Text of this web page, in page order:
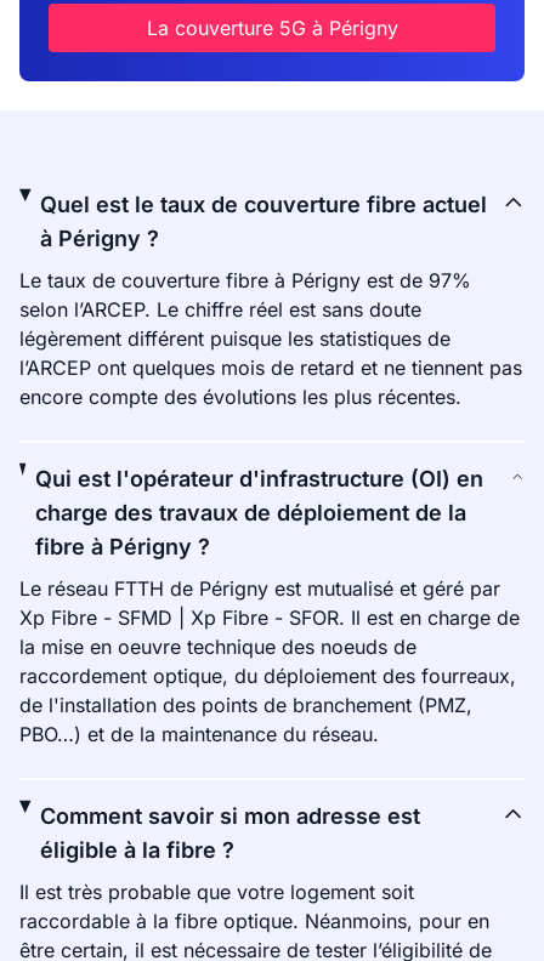
La couverture 5G à Périgny
Quel est le taux de couverture fibre actuel
à Périgny ?
Le taux de couverture fibre à Périgny est de 97%
selon l’ARCEP. Le chiffre réel est sans doute
légèrement différent puisque les statistiques de
l’ARCEP ont quelques mois de retard et ne tiennent pas
encore compte des évolutions les plus récentes.
Qui est l'opérateur d'infrastructure (OI) en
charge des travaux de déploiement de la
fibre à Périgny ?
Le réseau FTTH de Périgny est mutualisé et géré par
Xp Fibre - SFMD | Xp Fibre - SFOR. Il est en charge de
la mise en oeuvre technique des noeuds de
raccordement optique, du déploiement des fourreaux,
de l'installation des points de branchement (PMZ,
PBO…) et de la maintenance du réseau.
Comment savoir si mon adresse est
éligible à la fibre ?
Il est très probable que votre logement soit
raccordable à la fibre optique. Néanmoins, pour en
être certain, il est nécessaire de tester l’éligibilité de